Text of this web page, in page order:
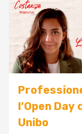
l’Open
Unibo